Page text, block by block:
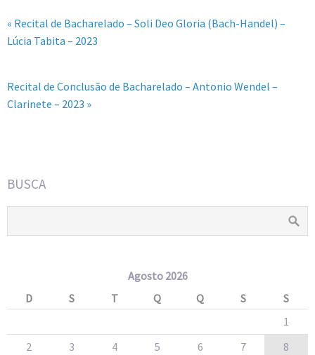
« Recital de Bacharelado – Soli Deo Gloria (Bach-Handel) –
Lúcia Tabita – 2023
Recital de Conclusão de Bacharelado – Antonio Wendel –
Clarinete – 2023 »
BUSCA
Agosto 2026
D
S T Q Q S
S
1
2
3 4 5 6 7
8